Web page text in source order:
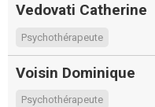
Vedovati Catherine
Psychothérapeute
Voisin Dominique
Psychothérapeute